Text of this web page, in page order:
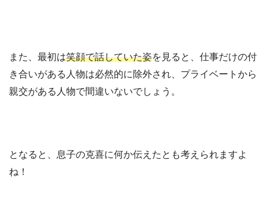
また、最初は笑顔で話していた姿を見ると、仕事だけの付
き合いがある人物は必然的に除外され、プライベートから
親交がある人物で間違いないでしょう。
となると、息子の克喜に何か伝えたとも考えられますよ
ね！